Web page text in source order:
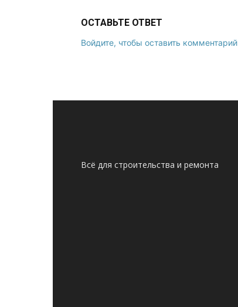
ОСТАВЬТЕ ОТВЕТ
Войдите, чтобы оставить комментарий
Всё для строительства и ремонта